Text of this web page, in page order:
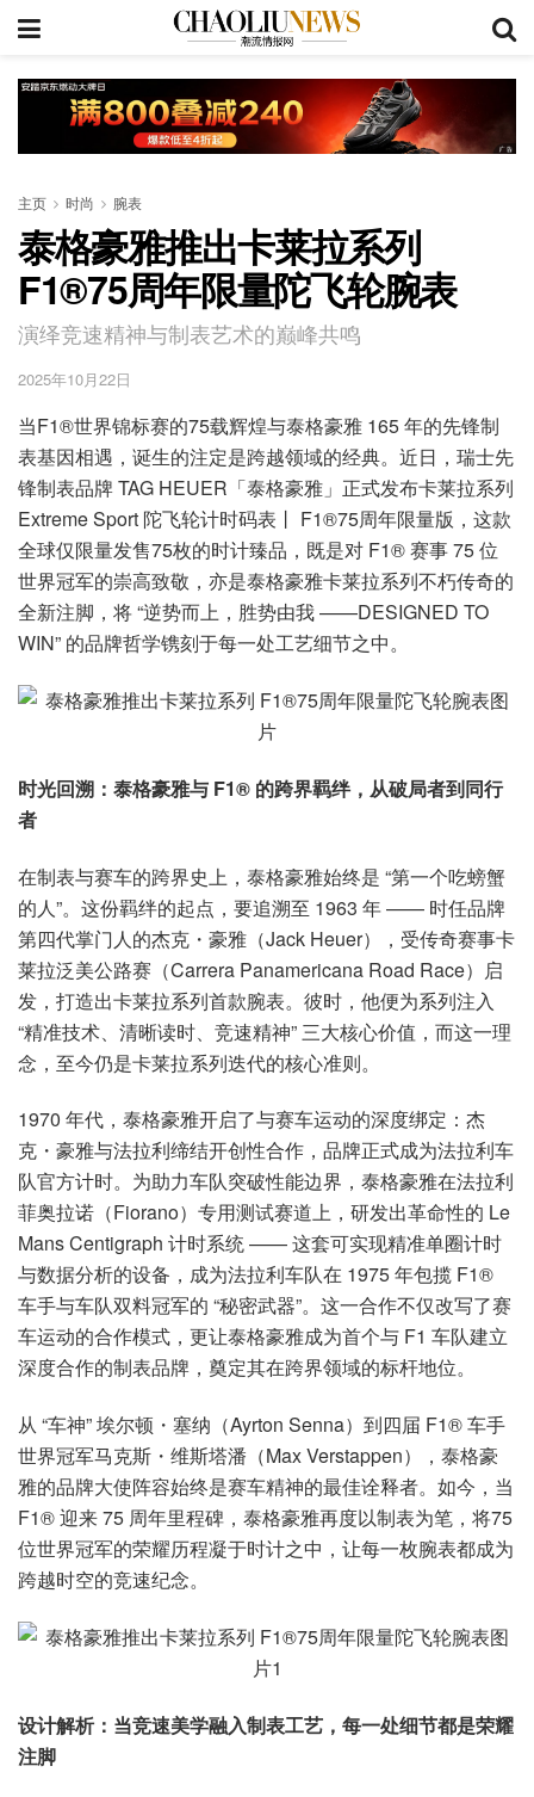
主页 时尚 腕表
泰格豪雅推出卡莱拉系列
F1®75周年限量陀飞轮腕表
演绎竞速精神与制表艺术的巅峰共鸣
2025年10月22日
当F1®世界锦标赛的75载辉煌与泰格豪雅 165 年的先锋制
表基因相遇，诞生的注定是跨越领域的经典。近日，瑞士先
锋制表品牌 TAG HEUER「泰格豪雅」正式发布卡莱拉系列
Extreme Sport 陀飞轮计时码表丨 F1®75周年限量版，这款
全球仅限量发售75枚的时计臻品，既是对 F1® 赛事 75 位
世界冠军的崇高致敬，亦是泰格豪雅卡莱拉系列不朽传奇的
全新注脚，将 “逆势而上，胜势由我 ——DESIGNED TO
WIN” 的品牌哲学镌刻于每一处工艺细节之中。
时光回溯：泰格豪雅与 F1® 的跨界羁绊，从破局者到同行
者
在制表与赛车的跨界史上，泰格豪雅始终是 “第一个吃螃蟹
的人”。这份羁绊的起点，要追溯至 1963 年 —— 时任品牌
第四代掌门人的杰克・豪雅（Jack Heuer），受传奇赛事卡
莱拉泛美公路赛（Carrera Panamericana Road Race）启
发，打造出卡莱拉系列首款腕表。彼时，他便为系列注入
“精准技术、清晰读时、竞速精神” 三大核心价值，而这一理
念，至今仍是卡莱拉系列迭代的核心准则。
1970 年代，泰格豪雅开启了与赛车运动的深度绑定：杰
克・豪雅与法拉利缔结开创性合作，品牌正式成为法拉利车
队官方计时。为助力车队突破性能边界，泰格豪雅在法拉利
菲奥拉诺（Fiorano）专用测试赛道上，研发出革命性的 Le
Mans Centigraph 计时系统 —— 这套可实现精准单圈计时
与数据分析的设备，成为法拉利车队在 1975 年包揽 F1®
车手与车队双料冠军的 “秘密武器”。这一合作不仅改写了赛
车运动的合作模式，更让泰格豪雅成为首个与 F1 车队建立
深度合作的制表品牌，奠定其在跨界领域的标杆地位。
从 “车神” 埃尔顿・塞纳（Ayrton Senna）到四届 F1® 车手
世界冠军马克斯・维斯塔潘（Max Verstappen），泰格豪
雅的品牌大使阵容始终是赛车精神的最佳诠释者。如今，当
F1® 迎来 75 周年里程碑，泰格豪雅再度以制表为笔，将75
位世界冠军的荣耀历程凝于时计之中，让每一枚腕表都成为
跨越时空的竞速纪念。
设计解析：当竞速美学融入制表工艺，每一处细节都是荣耀
注脚